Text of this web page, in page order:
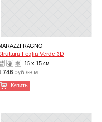
RAGNO
Foglia Verde 3D
15 x 15 см
746 руб./кв.м
Купить